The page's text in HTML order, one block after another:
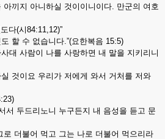
지 아니하실 것이이니이다. 만군의 여호
(시84:11,12)”
할 수 없습니다.”(요한복음 15:5)
사람이 나를 사랑하면 내 말을 지키리니
이요 우리가 저에게 와서 거처를 저와
두드리노니 누구든지 내 음성을 듣고 문
더불어 먹고 그는 나로 더불어 먹으리라